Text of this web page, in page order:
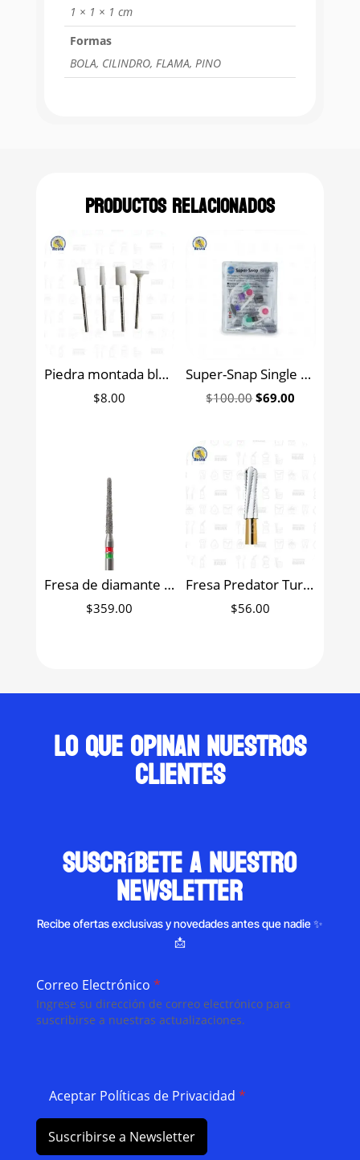
1 × 1 × 1 cm
Formas
BOLA, CILINDRO, FLAMA, PINO
Productos relacionados
Piedra montada blanca
$8.00
Super-Snap Single discos pulidores Shofu con 8 pzas
$100.00Original
was:
$69.00
Fresa de diamante cono punta redonda para preparación de coronas NTI cinta verde y roja
$359.00
Fresa Predator Turbo fresa mágica de carburo para corte de metal Prima Dental pieza
$56.00
Lo que opinan nuestros
clientes
suscríbete a nuestro
newsletter
Recibe ofertas exclusivas y novedades antes que nadie ✨
📩
Correo Electrónico *
Ingrese su dirección de correo electrónico para
suscribirse a nuestras actualizaciones.
Aceptar Políticas de Privacidad *
Suscribirse a Newsletter